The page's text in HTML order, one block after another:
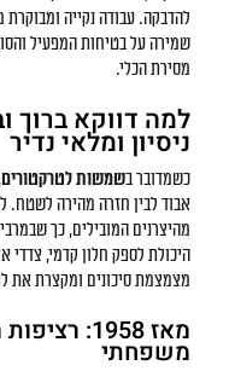
להדבקה. עבודה נקייה
שמירה על בטיחות המפעיל
מסירת הכלי.
למה דווקא ברוך
ניסיון ומלאי נדיר
כשמדובר בשמשות לטרקטורים
אבוד לבין חזרה מהירה לשטח.
מהיצרנים המובילים, כך
היכולת לספק חלון קדמי, צדדי
מצמצמת סיכונים ומקצרת את
מאז 1958:
משפחתי